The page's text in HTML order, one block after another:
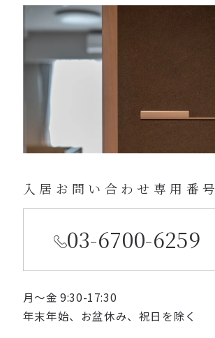
入居お問い合わせ専用番号
03-6700-6259
月〜金 9:30-17:30
年末年始、お盆休み、祝日を除く